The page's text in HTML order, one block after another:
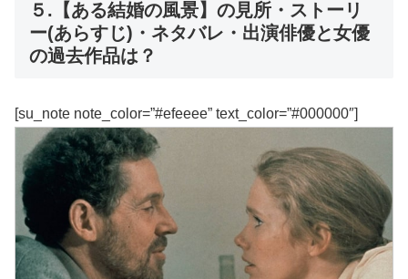
５.【ある結婚の風景】の見所・ストーリ
ー(あらすじ)・ネタバレ・出演俳優と女優
の過去作品は？
[su_note note_color=”#efeeee” text_color=”#000000″]